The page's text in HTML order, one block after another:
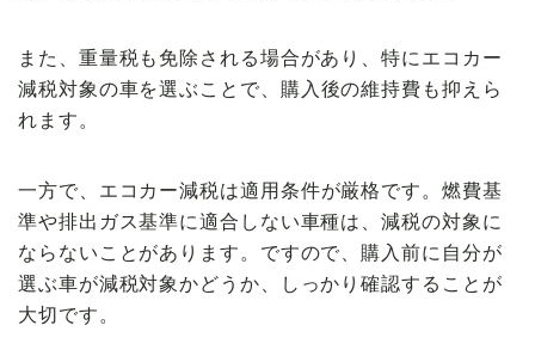
また、重量税も免除される場合があり、特にエコカー
減税対象の車を選ぶことで、 購入後の維持費も抑えら
れます 。
一方で、エコカー減税は適用条件が厳格です。燃費基
準や排出ガス基準に適合しない車種は、減税の対象に
ならないことがあります。ですので、購入前に自分が
選ぶ車が減税対象かどうか、しっかり確認することが
大切です。